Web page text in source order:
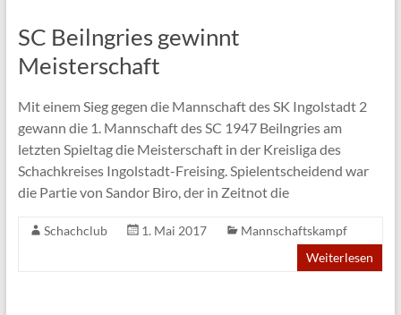
SC Beilngries gewinnt
Meisterschaft
Mit einem Sieg gegen die Mannschaft des SK Ingolstadt 2
gewann die 1. Mannschaft des SC 1947 Beilngries am
letzten Spieltag die Meisterschaft in der Kreisliga des
Schachkreises Ingolstadt-Freising. Spielentscheidend war
die Partie von Sandor Biro, der in Zeitnot die
Schachclub 1. Mai 2017
Mannschaftskampf
Weiterlesen